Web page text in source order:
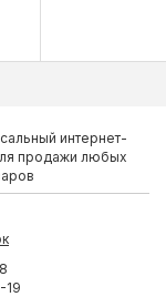
интернет-
продажи любых
19